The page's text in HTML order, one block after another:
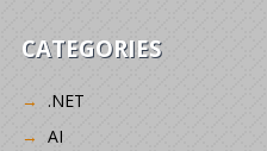
CATEGORIES
.NET
AI